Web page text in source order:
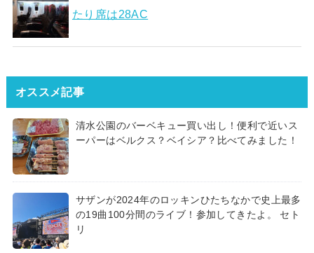
たり席は28AC
オススメ記事
清水公園のバーベキュー買い出し！便利で近いス
ーパーはベルクス？ベイシア？比べてみました！
サザンが2024年のロッキンひたちなかで史上最多
の19曲100分間のライブ！参加してきたよ。 セト
リ